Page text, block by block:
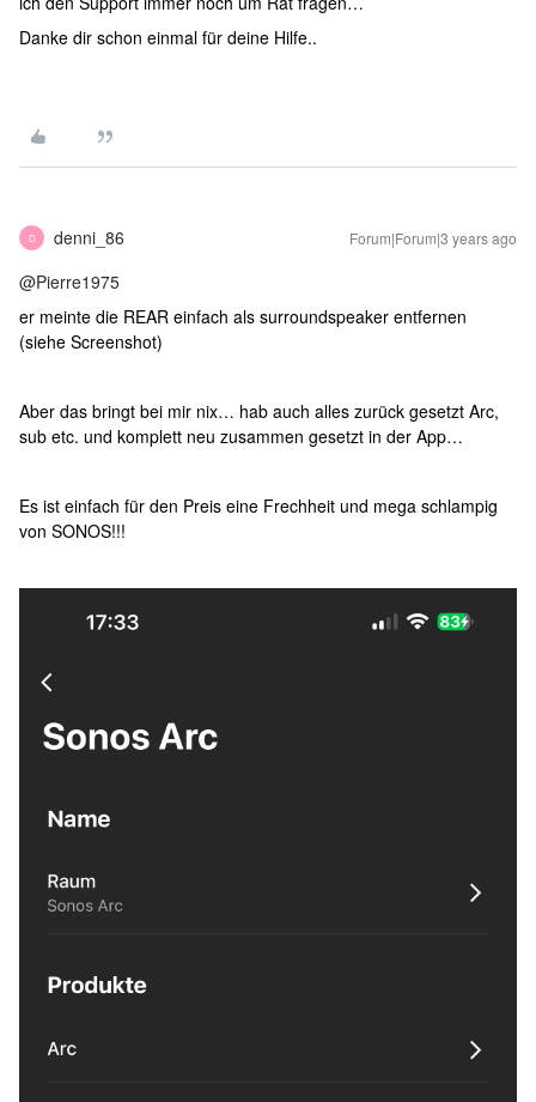
Danke dir schon einmal für deine Hilfe..
D denni_86 Forum|Forum|3 years ago
@Pierre1975
er meinte die REAR einfach als surroundspeaker entfernen
(siehe Screenshot)
Aber das bringt bei mir nix… hab auch alles zurück gesetzt Arc,
sub etc. und komplett neu zusammen gesetzt in der App…
Es ist einfach für den Preis eine Frechheit und mega schlampig
von SONOS!!!